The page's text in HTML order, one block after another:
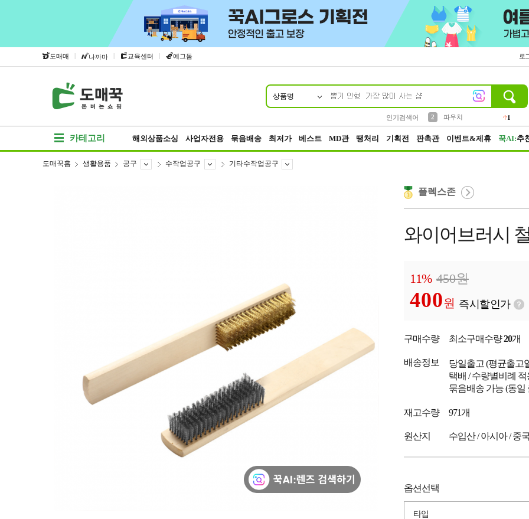
도매매 | 나까마 | 교육센터 | 에그돔 로
상품명
인기검색어
2
파우치
1
카테고리 해외상품소싱 사업자전용 묶음배송 최저가 베스트 MD관 땡처리 기획전 판촉관 이벤트&제휴 꾹AI:추
도매꾹홈 생활용품 공구 수작업공구 기타수작업공구
플렉스존
와이어브러시
11% 450원
400원 즉시할인가
구매수량 최소구매수량20개
배송정보 당일출고 (평균출고
택배 / 수량별비례
묶음배송 가능 (동일
재고수량 971개
원산지 수입산 / 아시아 / 중
옵션선택
타입